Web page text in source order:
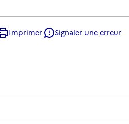
Imprimer Signaler une erreur